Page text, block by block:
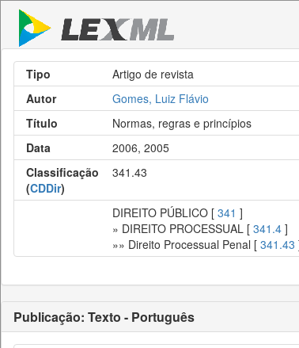
Tipo
Artigo de revista
Autor
Gomes, Luiz Flávio
Título
Normas, regras e princípios
Data
2006, 2005
Classificação
(CDDir)
341.43
DIREITO PÚBLICO [ 341 ]
» DIREITO PROCESSUAL [ 341.4 ]
»» Direito Processual Penal [ 341.43
Publicação: Texto - Português